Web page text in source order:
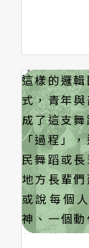
「 樂舞形
這條路是
思考著。
這世界上
族觀看欣
舞，然而
代，當時
在未來的
合了嘻哈
其中BBoy
年代的任
的BBoy並
派對是能
合，也希
幫派械鬥等
如今「街
開幕活動
納入青年
升學徵試
是滿樂見
眼裡的「
社會底層
逝，還真不
就如同一
祭儀活動
件，每個
在，也塑
的參與三
發現，這
同，舞的
更不用說
樣的差別
這樣的邏
式，青年
成了這支
「過程」
民舞蹈或
地方長輩
或說每個
神、一個
是一種舞